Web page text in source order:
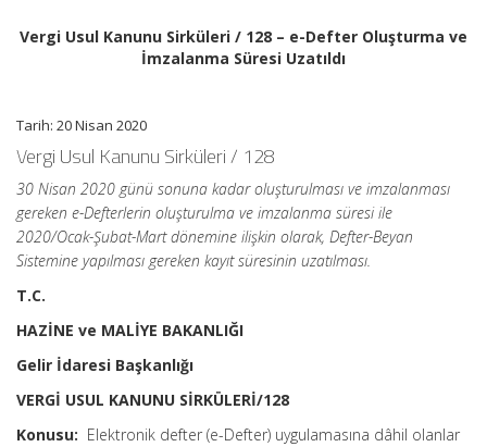
için
Vergi Usul Kanunu Sirküleri / 128 – e-Defter Oluşturma ve
İmzalanma Süresi Uzatıldı
Tarih: 20 Nisan 2020
Vergi Usul Kanunu Sirküleri / 128
30 Nisan 2020 günü sonuna kadar oluşturulması ve imzalanması
gereken e-Defterlerin oluşturulma ve imzalanma süresi ile
2020/Ocak-Şubat-Mart dönemine ilişkin olarak, Defter-Beyan
Sistemine yapılması gereken kayıt süresinin uzatılması.
T.C.
HAZİNE ve MALİYE BAKANLIĞI
Gelir İdaresi Başkanlığı
VERGİ USUL KANUNU SİRKÜLERİ/128
Konusu: Elektronik defter (e-Defter) uygulamasına dâhil olanlar